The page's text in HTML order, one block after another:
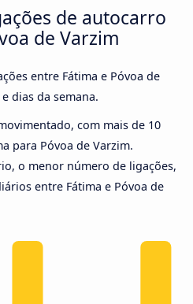
de autocarro
de Varzim
entre Fátima e Póvoa de
dias da semana.
com mais de 10
para Póvoa de Varzim.
o menor número de ligações,
entre Fátima e Póvoa de